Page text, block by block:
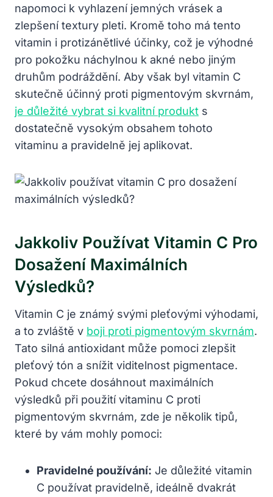
napomoci k vyhlazení jemných vrásek a
zlepšení textury pleti. Kromě toho má tento
vitamin i protizánětlivé účinky, což je výhodné
pro pokožku náchylnou k akné nebo jiným
druhům podráždění. Aby však byl vitamin C
skutečně účinný proti pigmentovým skvrnám,
je důležité vybrat si kvalitní produkt s
dostatečně vysokým obsahem tohoto
vitaminu a pravidelně jej aplikovat.
Jakkoliv Používat Vitamin C Pro
Dosažení Maximálních
Výsledků?
Vitamin C je známý svými pleťovými výhodami,
a to zvláště v boji proti pigmentovým skvrnám.
Tato silná antioxidant může pomoci zlepšit
pleťový tón a snížit viditelnost pigmentace.
Pokud chcete dosáhnout maximálních
výsledků při použití vitaminu C proti
pigmentovým skvrnám, zde je několik tipů,
které by vám mohly pomoci:
Pravidelné používání: Je důležité vitamin
C používat pravidelně, ideálně dvakrát